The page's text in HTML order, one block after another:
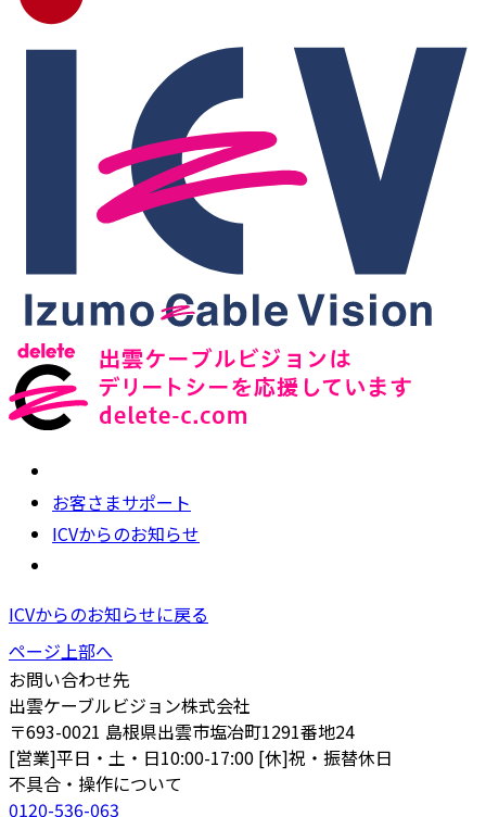
お客さまサポート
ICVからのお知らせ
ICVからのお知らせに戻る
ページ上部へ
お問い合わせ先
出雲ケーブルビジョン株式会社
〒693-0021 島根県出雲市塩冶町1291番地24
[営業]平日・土・日10:00-17:00 [休]祝・振替休日
不具合・操作について
0120-536-063